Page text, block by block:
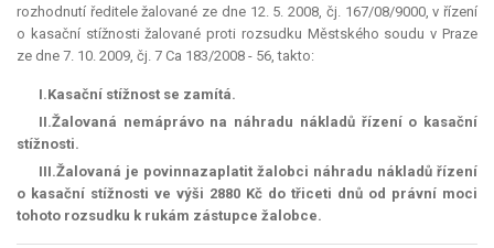
rozhodnutí ředitele žalované ze dne 12. 5. 2008, čj. 167/08/9000, v řízení
o kasační stížnosti žalované proti rozsudku Městského soudu v Praze
ze dne 7. 10. 2009, čj. 7 Ca 183/2008 - 56, takto:
I.Kasační stížnost se zamítá.
II.Žalovaná nemáprávo na náhradu nákladů řízení o kasační
stížnosti.
III.Žalovaná je povinnazaplatit žalobci náhradu nákladů řízení
o kasační stížnosti ve výši 2880 Kč do třiceti dnů od právní moci
tohoto rozsudku k rukám zástupce žalobce.